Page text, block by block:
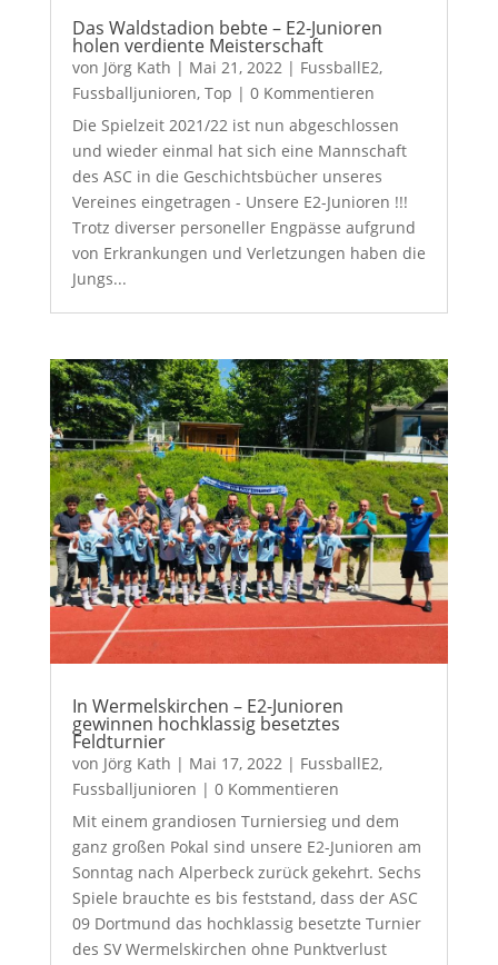
Das Waldstadion bebte – E2-Junioren
holen verdiente Meisterschaft
von Jörg Kath | Mai 21, 2022 | FussballE2,
Fussballjunioren, Top | 0 Kommentieren
Die Spielzeit 2021/22 ist nun abgeschlossen
und wieder einmal hat sich eine Mannschaft
des ASC in die Geschichtsbücher unseres
Vereines eingetragen - Unsere E2-Junioren !!!
Trotz diverser personeller Engpässe aufgrund
von Erkrankungen und Verletzungen haben die
Jungs...
In Wermelskirchen – E2-Junioren
gewinnen hochklassig besetztes
Feldturnier
von Jörg Kath | Mai 17, 2022| FussballE2,
Fussballjunioren | 0 Kommentieren
Mit einem grandiosen Turniersieg und dem
ganz großen Pokal sind unsere E2-Junioren am
Sonntag nach Alperbeck zurück gekehrt. Sechs
Spiele brauchte es bis feststand, dass der ASC
09 Dortmund das hochklassig besetzte Turnier
des SV Wermelskirchen ohne Punktverlust